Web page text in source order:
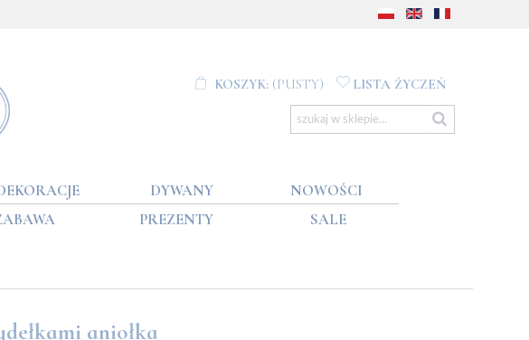
KOSZYK: (PUSTY) LISTA ŻYCZEŃ
DYWANY
NOWOŚCI
PREZENTY SALE
aniołka